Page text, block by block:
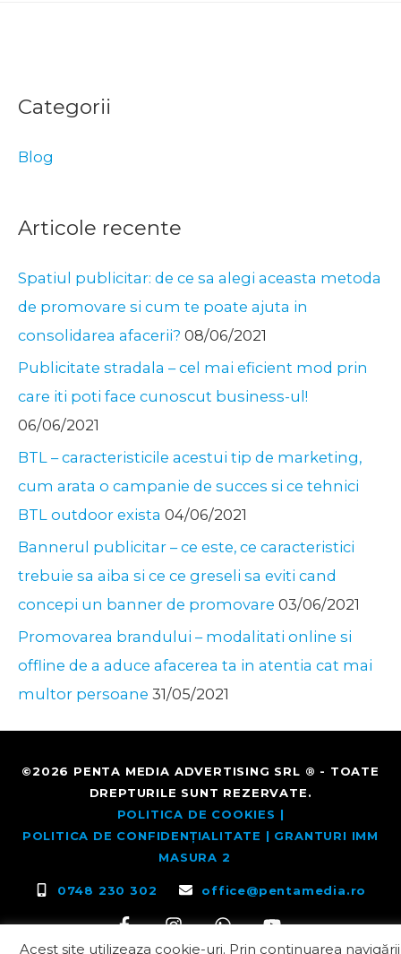
idei
afiselor
Categorii
Blog
Articole recente
Spatiul publicitar: de ce sa alegi aceasta metoda
de promovare si cum te poate ajuta in
consolidarea afacerii? 08/06/2021
Publicitate stradala – cel mai eficient mod prin
care iti poti face cunoscut business-ul!
06/06/2021
BTL – caracteristicile acestui tip de marketing,
cum arata o campanie de succes si ce tehnici
BTL outdoor exista 04/06/2021
Bannerul publicitar – ce este, ce caracteristici
trebuie sa aiba si ce ce greseli sa eviti cand
concepi un banner de promovare 03/06/2021
Promovarea brandului – modalitati online si
offline de a aduce afacerea ta in atentia cat mai
multor persoane 31/05/2021
©2026 PENTA MEDIA ADVERTISING SRL ® - TOATE
DREPTURILE SUNT REZERVATE.
POLITICA DE COOKIES |
POLITICA DE CONFIDENȚIALITATE | GRANTURI IMM
MASURA 2
0748 230 302 office@pentamedia.ro
Acest site utilizeaza cookie-uri. Prin continuarea navigării